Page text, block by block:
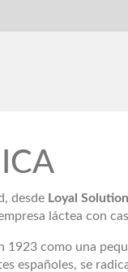
desde Loyal
láctea con
1923 como una
españoles, se